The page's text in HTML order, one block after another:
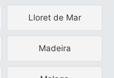
Lloret de Mar
Madeira